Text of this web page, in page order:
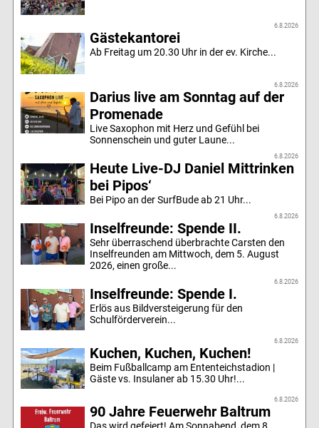
6.8.2026
Gästekantorei
Ab Freitag um 20.30 Uhr in der ev. Kirche...
6.8.2026
Darius live am Sonntag auf der
Promenade
Live Saxophon mit Herz und Gefühl bei
Sonnenschein und guter Laune...
6.8.2026
Heute Live-DJ Daniel Mittrinken
bei Pipos‘
Bei Pipo an der SurfBude ab 21 Uhr...
6.8.2026
Inselfreunde: Spende II.
Sehr überraschend überbrachte Carsten den
Inselfreunden am Mittwoch, dem 5. August
2026, einen große...
6.8.2026
Inselfreunde: Spende I.
Erlös aus Bildversteigerung für den
Schulförderverein...
6.8.2026
Kuchen, Kuchen, Kuchen!
Beim Fußballcamp am Ententeichstadion |
Gäste vs. Insulaner ab 15.30 Uhr!...
6.8.2026
90 Jahre Feuerwehr Baltrum